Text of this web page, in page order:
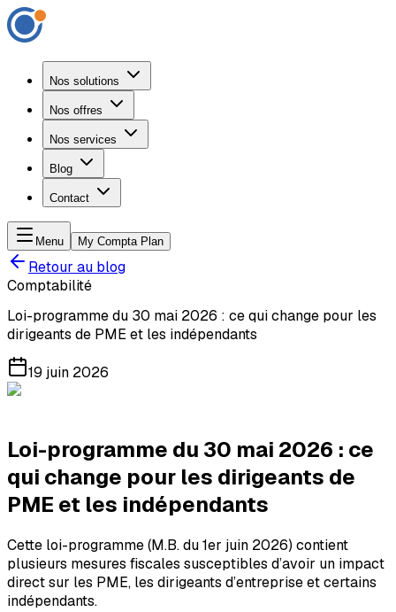
Nos solutions
Nos offres
Nos services
Blog
Contact
Menu My Compta Plan
Retour au blog
Comptabilité
Loi-programme du 30 mai 2026 : ce qui change pour les
dirigeants de PME et les indépendants
19 juin 2026
Loi-programme du 30 mai 2026 : ce
qui change pour les dirigeants de
PME et les indépendants
Cette loi-programme (M.B. du 1er juin 2026) contient
plusieurs mesures fiscales susceptibles d’avoir un impact
direct sur les PME, les dirigeants d’entreprise et certains
indépendants.